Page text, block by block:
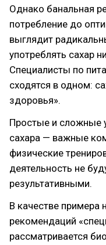
Однако банальная
потребление до
выглядит
употреблять сахар
Специалисты по
сходятся в одном:
здоровья».
Простые и сложные
сахара — важные
физические
деятельность не
результативными.
В качестве примера
рекомендаций
рассматривается